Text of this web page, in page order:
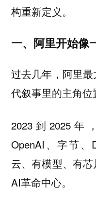
构重新定义。
一、阿里开始像
过去几年，阿里
代叙事里的主角位
2023到2025
OpenAI、字节、
云、有模型、有
AI革命中心。